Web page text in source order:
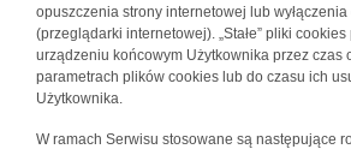
opuszczenia strony internetowej lub
(przeglądarki internetowej). „Stałe” pliki
urządzeniu końcowym Użytkownika przez czas
parametrach plików cookies lub do czasu ich
Użytkownika.
W ramach Serwisu stosowane są następujące